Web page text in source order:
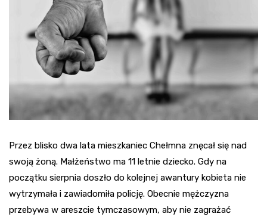
Przez blisko dwa lata mieszkaniec Chełmna znęcał się nad
swoją żoną. Małżeństwo ma 11 letnie dziecko. Gdy na
początku sierpnia doszło do kolejnej awantury kobieta nie
wytrzymała i zawiadomiła policję. Obecnie mężczyzna
przebywa w areszcie tymczasowym, aby nie zagrażać